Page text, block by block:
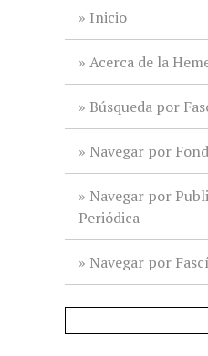
Inicio
Acerca de la
Búsqueda por
Navegar por
Navegar por
Periódica
Navegar por